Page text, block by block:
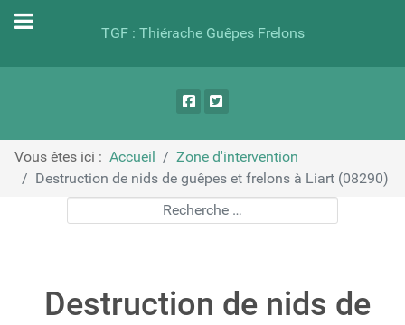
TGF : Thiérache Guêpes Frelons
Vous êtes ici : Accueil
Zone d'intervention
Destruction de nids de guêpes et frelons à Liart (08290)
Destruction de nids de